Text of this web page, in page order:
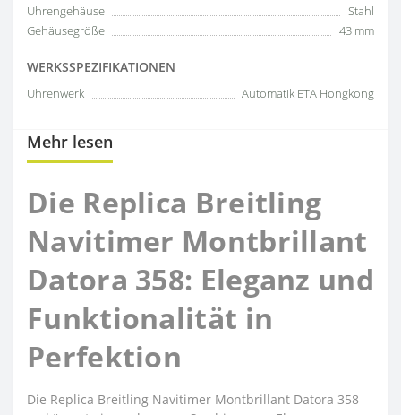
Uhrengehäuse
Stahl
Gehäusegröße
43 mm
WERKSSPEZIFIKATIONEN
Uhrenwerk Automatik ETA Hongkong
Mehr lesen
Die Replica Breitling
Navitimer Montbrillant
Datora 358: Eleganz und
Funktionalität in
Perfektion
Die Replica Breitling Navitimer Montbrillant Datora 358